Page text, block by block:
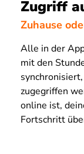
Zugriff
Zuhause
Alle in der
mit den
zugegriffen
online ist,
Fortschritt